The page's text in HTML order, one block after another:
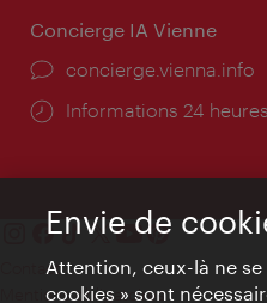
Concierge IA Vienne
Ort:
concierge.vienna.info
Öffnungszeiten:
Informations 24
Contact
Mentions obligatoires
Envie de
Attention, ceux-là ne se
cookies » sont